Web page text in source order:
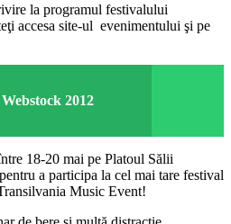
la programul festivalului
accesa site-ul evenimentului şi pe
2012
18-20 mai pe Platoul Sălii
a participa la cel mai tare festival
Music Event!